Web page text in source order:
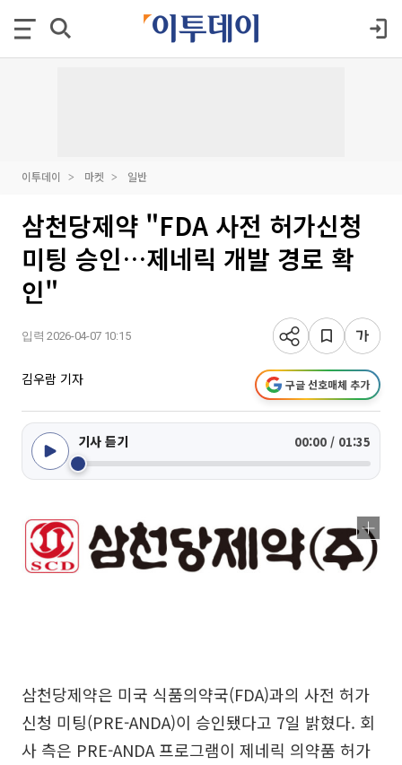
이투데이 마켓 일반
삼천당제약 "FDA 사전 허가신청
미팅 승인…제네릭 개발 경로 확
인"
입력 2026-04-07 10:15
김우람 기자 구글 선호매체 추가
기사 듣기 00:00 / 01:35
삼천당제약은 미국 식품의약국(FDA)과의 사전 허가
신청 미팅(PRE-ANDA)이 승인됐다고 7일 밝혔다. 회
사 측은 PRE-ANDA 프로그램이 제네릭 의약품 허가